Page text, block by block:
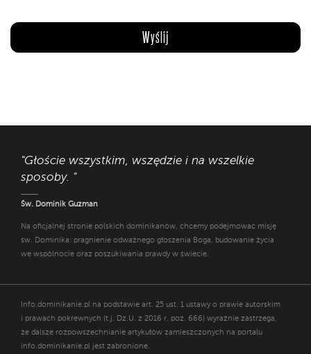
"Głoście wszystkim, wszędzie i na wszelkie
sposoby. "
Św. Dominik Guzman
Na oficjalnej stronie polskich dominikanów, chcemy podejmować misję
św. Dominika: pragnienie odważnego głoszenia Boga, budowanie życia
we wspólnocie oraz poszukiwania prawdy w świecie.
Info.dominikanie.pl na podstawie art. 25 ust. 1 ustawy o prawie autorskim
i prawach pokrewnych (t.j. Dz.U. z 2016 r. poz. 666) wyraźnie zastrzega,
że dalsze rozpowszechnianie artykułów zamieszczonych na portalu
info.dominikanie.pl jest zabronione.